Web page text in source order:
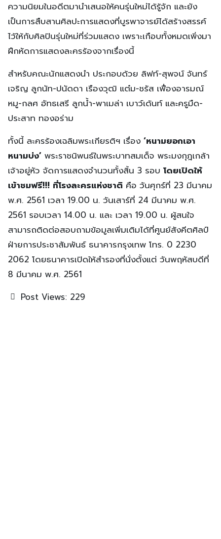
ความนิยมในอดีตมานำเสนอให้คนรุ่นใหม่ได้รู้จัก และยัง
เป็นการสืบสานศิลปะการแสดงที่บูรพาจารย์ได้สร้างสรรค์
ไว้ให้กับศิลปินรุ่นใหม่ที่ร่วมแสดง เพราะเกือบทั้งหมดเพิ่งมา
ฝึกหัดการแสดงละครร้องจากเรื่องนี้
สำหรับคณะนักแสดงนำ ประกอบด้วย ลิฟท์-สุพจน์ จันทร์
เจริญ ลูกนัท-ปนัดดา เรืองวุฒิ แต๋ม-ชรัส เฟื่องอารมณ์
หมู-กลศ อัทธเสรี ลูกน้ำ-พาเมล่า เบาว์เด้นท์ และครูมืด-
ประสาท ทองอร่าม
ทั้งนี้ ละครร้องเฉลิมพระเกียรติฯ เรื่อง ‘หนามยอกเอา
หนามบ่ง’ พระราชนิพนธ์ในพระบาทสมเด็จ พระมงกุฎเกล้า
เจ้าอยู่หัว จัดการแสดงจำนวนทั้งสิ้น 3 รอบ โดยเปิดให้
เข้าชมฟรี!!! ที่โรงละครแห่งชาติ คือ วันศุกร์ที่ 23 มีนาคม
พ.ศ. 2561 เวลา 19.00 น. วันเสาร์ที่ 24 มีนาคม พ.ศ.
2561 รอบเวลา 14.00 น. และ เวลา 19.00 น. ผู้สนใจ
สามารถติดต่อสอบถามข้อมูลเพิ่มเติมได้ที่ศูนย์สังคีตศิลป์
ฝ่ายการประชาสัมพันธ์ ธนาคารกรุงเทพ โทร. 0 2230
2062 โดยธนาคารเปิดให้สำรองที่นั่งตั้งแต่ วันพฤหัสบดีที่
8 มีนาคม พ.ศ. 2561
Post Views: 229